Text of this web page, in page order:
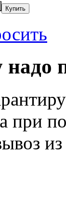
при
из